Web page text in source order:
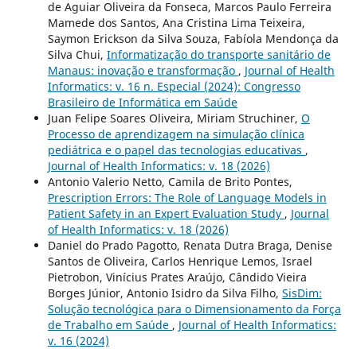
de Aguiar Oliveira da Fonseca, Marcos Paulo Ferreira
Mamede dos Santos, Ana Cristina Lima Teixeira,
Saymon Erickson da Silva Souza, Fabíola Mendonça da
Silva Chui, Informatização do transporte sanitário de
Manaus: inovação e transformação , Journal of Health
Informatics: v. 16 n. Especial (2024): Congresso
Brasileiro de Informática em Saúde
Juan Felipe Soares Oliveira, Miriam Struchiner, O
Processo de aprendizagem na simulação clínica
pediátrica e o papel das tecnologias educativas ,
Journal of Health Informatics: v. 18 (2026)
Antonio Valerio Netto, Camila de Brito Pontes,
Prescription Errors: The Role of Language Models in
Patient Safety in an Expert Evaluation Study , Journal
of Health Informatics: v. 18 (2026)
Daniel do Prado Pagotto, Renata Dutra Braga, Denise
Santos de Oliveira, Carlos Henrique Lemos, Israel
Pietrobon, Vinícius Prates Araújo, Cândido Vieira
Borges Júnior, Antonio Isidro da Silva Filho, SisDim:
Solução tecnológica para o Dimensionamento da Força
de Trabalho em Saúde , Journal of Health Informatics:
v. 16 (2024)